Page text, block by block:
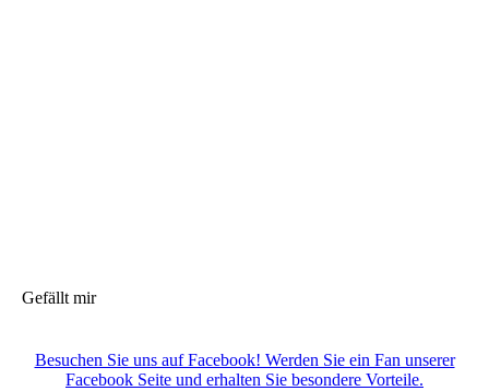
Gefällt mir
Besuchen Sie uns auf Facebook! Werden Sie ein Fan unserer
Facebook Seite und erhalten Sie besondere Vorteile.